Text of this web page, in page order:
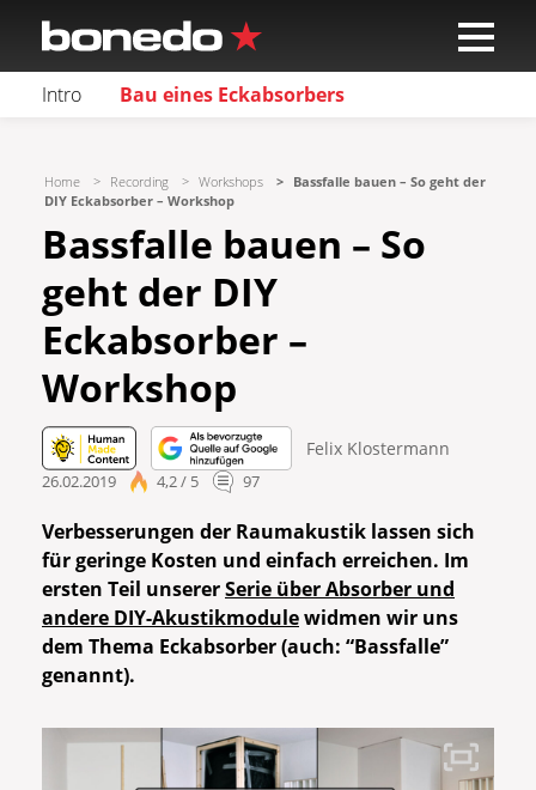
Intro Bau eines Eckabsorbers
Home Recording Workshops
Bassfalle bauen – So geht der
DIY Eckabsorber – Workshop
Bassfalle bauen – So
geht der DIY
Eckabsorber –
Workshop
Felix Klostermann
26.02.2019 4,2 / 5 97
Verbesserungen der Raumakustik lassen sich
für geringe Kosten und einfach erreichen. Im
ersten Teil unsererSerie über Absorber und
andere DIY-Akustikmodulewidmen wir uns
dem Thema Eckabsorber (auch: “Bassfalle”
genannt).